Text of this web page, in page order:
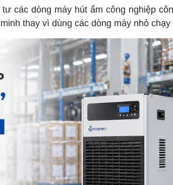
các dòng máy hút ẩm công nghiệp
thay vì dùng các dòng máy nhỏ chạy